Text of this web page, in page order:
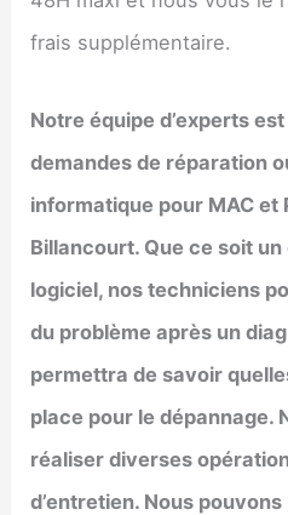
frais supplémentaire.
Notre équipe d’experts
demandes de réparation
informatique pour MAC et
Billancourt. Que ce soit
logiciel, nos techniciens
du problème après un
permettra de savoir
place pour le dépannage.
réaliser diverses
d’entretien. Nous